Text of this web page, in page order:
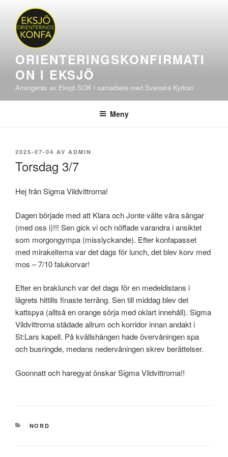
innehåll
ORIENTERINGSKONFIRMATI
ON I EKSJÖ
Arrangeras av Eksjö SOK i samarbete med Svenska Kyrkan
Meny
PUBLICERAT
2025-07-04 AV ADMIN
Torsdag 3/7
Hej från Sigma Vildvittrorna!
Dagen började med att Klara och Jonte välte våra sängar
(med oss i)!!! Sen gick vi och nöffade varandra i ansiktet
som morgongympa (misslyckande). Efter konfapasset
med mirakeltema var det dags för lunch, det blev korv med
mos – 7/10 falukorvar!
Efter en braklunch var det dags för en medeldistans i
lägrets hittills finaste terräng. Sen till middag blev det
kattspya (alltså en orange sörja med oklart innehåll). Sigma
Vildvittrorna städade allrum och korridor innan andakt i
St:Lars kapell. På kvällshängen hade övervåningen spa
och busringde, medans nedervåningen skrev berättelser.
Goonnatt och haregyat önskar Sigma Vildvittrorna!!
KATEGORIER
NORD